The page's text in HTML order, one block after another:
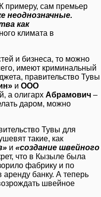
примеру, сам премьер
неоднозначные.
как
климата в
и бизнеса, то можно
имеют криминальный
правительство Тувы
и ООО
а олигарх Абрамович –
даром, можно
Тувы для
такие, как
и «создание швейного
что в Кызыле была
фабрику и по
банку. А теперь
швейное